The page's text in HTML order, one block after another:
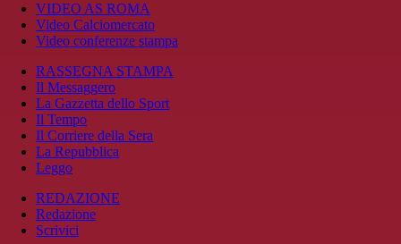
VIDEO AS ROMA
Video Calciomercato
Video conferenze stampa
RASSEGNA STAMPA
Il Messaggero
La Gazzetta dello Sport
Il Tempo
Il Corriere della Sera
La Repubblica
Leggo
REDAZIONE
Redazione
Scrivici